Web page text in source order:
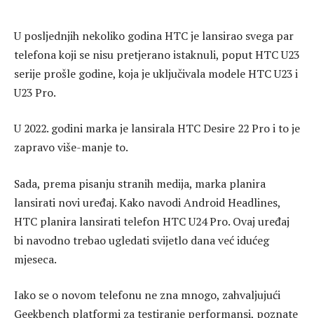
U posljednjih nekoliko godina HTC je lansirao svega par
telefona koji se nisu pretjerano istaknuli, poput HTC U23
serije prošle godine, koja je uključivala modele HTC U23 i
U23 Pro.
U 2022. godini marka je lansirala HTC Desire 22 Pro i to je
zapravo više-manje to.
Sada, prema pisanju stranih medija, marka planira
lansirati novi uređaj. Kako navodi Android Headlines,
HTC planira lansirati telefon HTC U24 Pro. Ovaj uređaj
bi navodno trebao ugledati svijetlo dana već idućeg
mjeseca.
Iako se o novom telefonu ne zna mnogo, zahvaljujući
Geekbench platformi za testiranje performansi, poznate